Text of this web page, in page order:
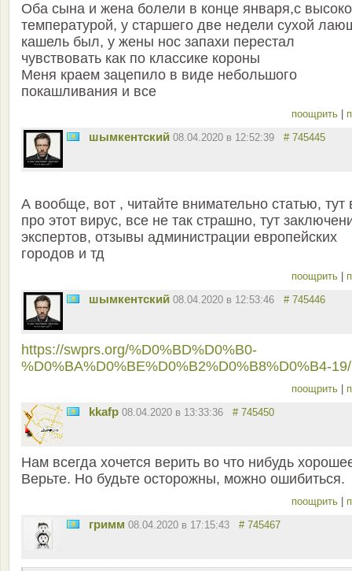
Оба сына и жена болели в конце января,с
температурой, у старшего две недели сухой
кашель был, у жены нос запахи перестал
чувствовать как по классике короны
Меня краем зацепило в виде небольшого
покашливания и все
поощрить
шымкентский 08.04.2020 в 12:52:39 # 745445
А вообще, вот , читайте внимательно статью, тут
про этот вирус, все не так страшно, тут
экспертов, отзывы администрации европейских
городов и тд
поощрить
шымкентский 08.04.2020 в 12:53:46 # 745446
https://swprs.org/%D0%BD%D0%B0-
%D0%BA%D0%BE%D0%B2%D0%B8%D0%B4-19/
поощрить
kkafp 08.04.2020 в 13:33:36 # 745450
Нам всегда хочется верить во что нибудь
Верьте. Но будьте осторожны, можно ошибиться.
поощрить
гримм 08.04.2020 в 17:15:43 # 745467